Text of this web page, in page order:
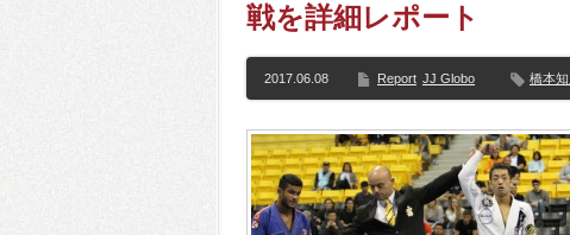
戦を詳細レポート
2017.06.08 Report JJ Globo 橋本知